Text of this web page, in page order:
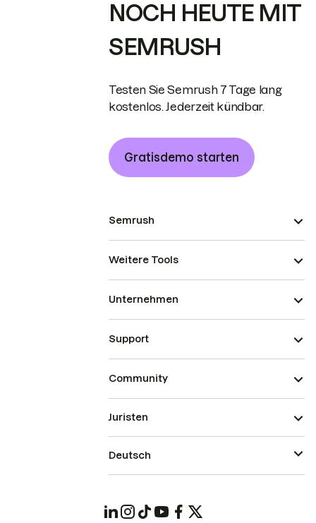
NOCH HEUTE MIT
SEMRUSH
Testen Sie Semrush 7 Tage lang
kostenlos. Jederzeit kündbar.
Gratisdemo starten
Semrush
Weitere Tools
Unternehmen
Support
Community
Juristen
Deutsch